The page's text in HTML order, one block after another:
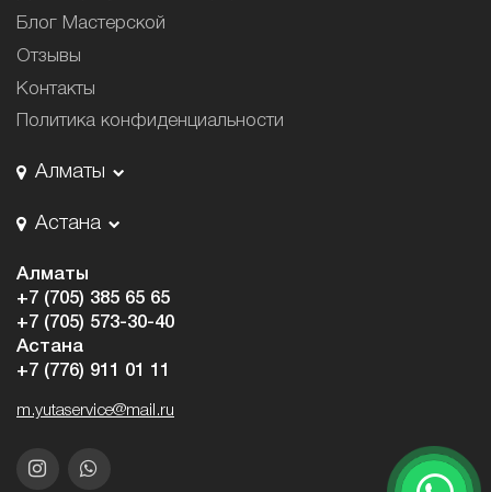
Блог Мастерской
Отзывы
Контакты
Политика конфиденциальности
Алматы
Астана
Алматы
+7 (705) 385 65 65
+7 (705) 573-30-40
Астана
+7 (776) 911 01 11
m.yutaservice@mail.ru